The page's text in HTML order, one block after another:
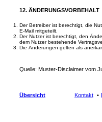
12. ÄNDERUNGSVORBEHALT
Der Betreiber ist berechtigt, die
E-Mail mitgeteilt.
Der Nutzer ist berechtigt, den
dem Nutzer bestehende
Die Änderungen gelten als
Quelle: Muster-Disclaimer vom
Übersicht Kontakt